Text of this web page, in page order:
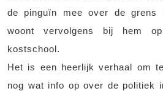
de pinguïn mee over de grens
woont vervolgens bij hem
kostschool.
Het is een heerlijk verhaal om
nog wat info op over de politiek